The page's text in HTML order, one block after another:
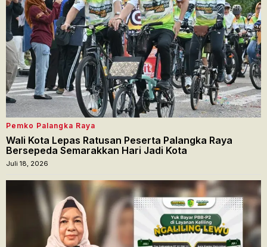
Pemko Palangka Raya
Wali Kota Lepas Ratusan Peserta Palangka Raya
Bersepeda Semarakkan Hari Jadi Kota
Juli 18, 2026